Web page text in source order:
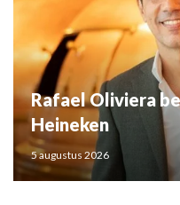
Rafael Oliviera
Heineken
5 augustus 2026